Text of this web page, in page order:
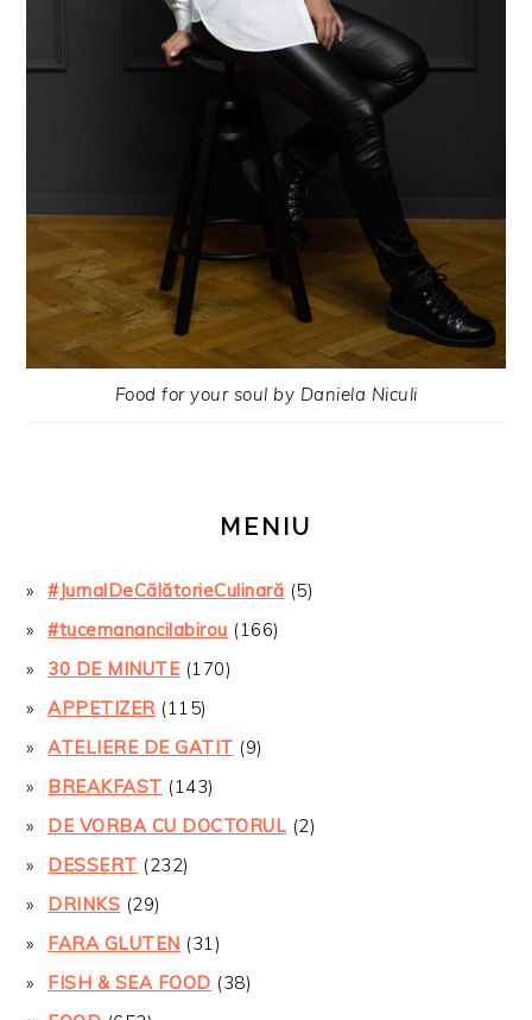
Food for your soul by Daniela Niculi
MENIU
#JurnalDeCălătorieCulinară (5)
#tucemanancilabirou (166)
30 DE MINUTE(170)
APPETIZER(115)
ATELIERE DE GATIT (9)
BREAKFAST (143)
DE VORBA CU DOCTORUL (2)
DESSERT (232)
DRINKS (29)
FARA GLUTEN (31)
FISH & SEA FOOD (38)